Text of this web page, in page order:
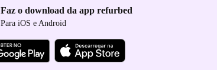
Faz o download da app refurbed
Para iOS e Android